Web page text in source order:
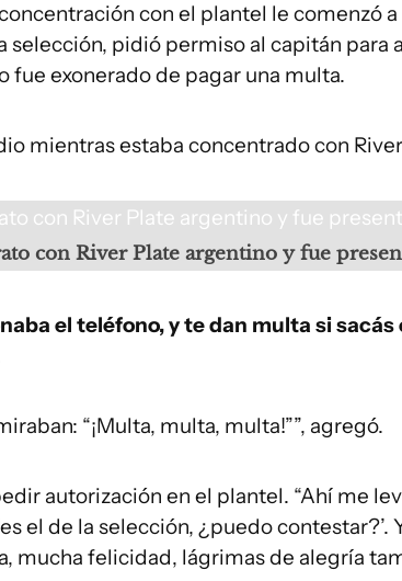
con el plantel le comenzó a
selección, pidió permiso al capitán para
fue exonerado de pagar una multa.
mientras estaba concentrado con
con River Plate argentino y fue
el teléfono, y te dan multa si
“¡Multa, multa, multa!””, agregó.
autorización en el plantel. “Ahí me
el de la selección, ¿puedo contestar?’.
mucha felicidad, lágrimas de alegría